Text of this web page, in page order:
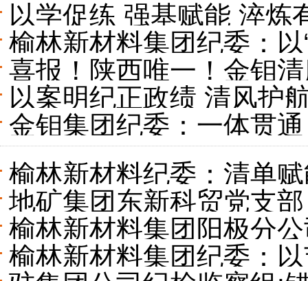
以学促练 强基赋能 淬
纪检监察组举办纪检监
榆林新材料集团纪委：以
走实
喜报！陕西唯一！金钼
以案明纪正政绩 清风护
金钼集团纪委：一体贯
落地见效
榆林新材料纪委：清单
地矿集团东新科贸党支
高质量发展底色
榆林新材料集团阳极分公
爱”双向奔赴
榆林新材料集团纪委：